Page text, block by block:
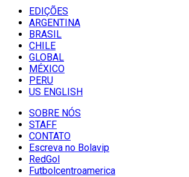
EDIÇÕES
ARGENTINA
BRASIL
CHILE
GLOBAL
MÉXICO
PERU
US ENGLISH
SOBRE NÓS
STAFF
CONTATO
Escreva no Bolavip
RedGol
Futbolcentroamerica